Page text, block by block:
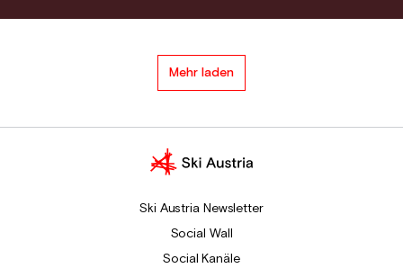
Mehr laden
Ski Austria Newsletter
Social Wall
Social Kanäle